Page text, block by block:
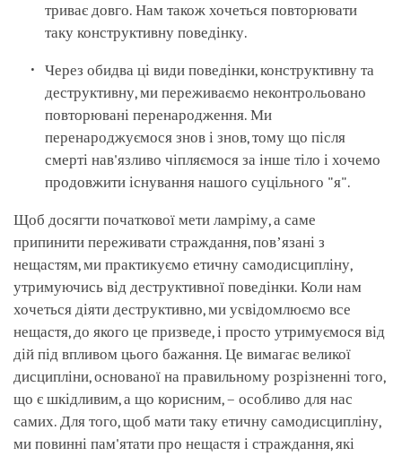
триває довго. Нам також хочеться повторювати
таку конструктивну поведінку.
Через обидва ці види поведінки, конструктивну та
деструктивну, ми переживаємо неконтрольовано
повторювані перенародження. Ми
перенароджуємося знов і знов, тому що після
смерті нав'язливо чіпляємося за інше тіло і хочемо
продовжити існування нашого суцільного "я".
Щоб досягти початкової мети ламріму, а саме
припинити переживати страждання, повʼязані з
нещастям, ми практикуємо етичну самодисципліну,
утримуючись від деструктивної поведінки. Коли нам
хочеться діяти деструктивно, ми усвідомлюємо все
нещастя, до якого це призведе, і просто утримуємося від
дій під впливом цього бажання. Це вимагає великої
дисципліни, основаної на правильному розрізненні того,
що є шкідливим, а що корисним, – особливо для нас
самих. Для того, щоб мати таку етичну самодисципліну,
ми повинні пам'ятати про нещастя і страждання, які